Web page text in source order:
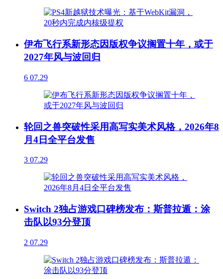
伊布飞行系新形态因版权争议搁置十年，或于
2027年风与波回归
6 07.29
轮回之兽突破性采用高写实美术风格，2026年8
月4日全平台发售
3 07.29
Switch 2独占游戏口碑榜发布：斯普拉遁：涂
击队以93分登顶
2 07.29